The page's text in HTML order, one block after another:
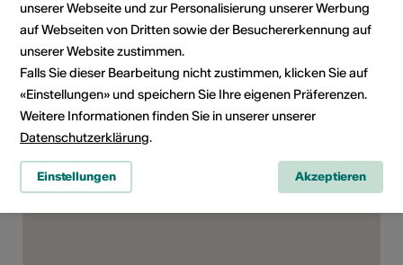
Konzert
Veranstaltungsort
unserer Webseite und zur Personalisierung unserer Werbung
auf Webseiten von Dritten sowie der Besuchererkennung auf
unserer Website zustimmen.
Falls Sie dieser Bearbeitung nicht zustimmen, klicken Sie auf
«Einstellungen» und speichern Sie Ihre eigenen Präferenzen.
Weitere Informationen finden Sie in unserer unserer
Datenschutzerklärung.
Einstellungen Akzeptieren